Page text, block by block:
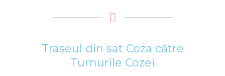
Traseul din sat Coza către
Turnurile Cozei